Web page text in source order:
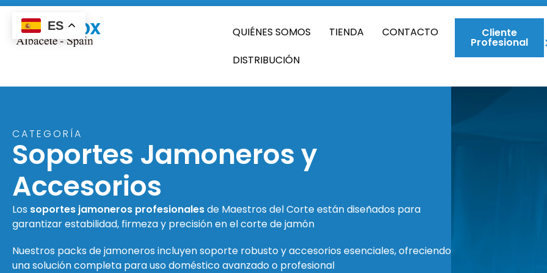
QUIÉNES SOMOS TIENDA
CONTACTO
DISTRIBUCIÓN
Cliente
Profesional
CATEGORÍA
Soportes Jamoneros y
Accesorios
Los soportes jamoneros profesionalesde Maestros del Corte están diseñados para
garantizar estabilidad, firmeza y precisión en el corte de jamón
Nuestros packs de jamoneros incluyen soporte robusto y accesorios esenciales, ofreciendo
una solución completa para uso doméstico avanzado o profesional
ES